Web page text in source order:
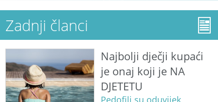
Zadnji članci
Najbolji dječji kupaći
je onaj koji je NA
DJETETU
Pedofili su oduvijek